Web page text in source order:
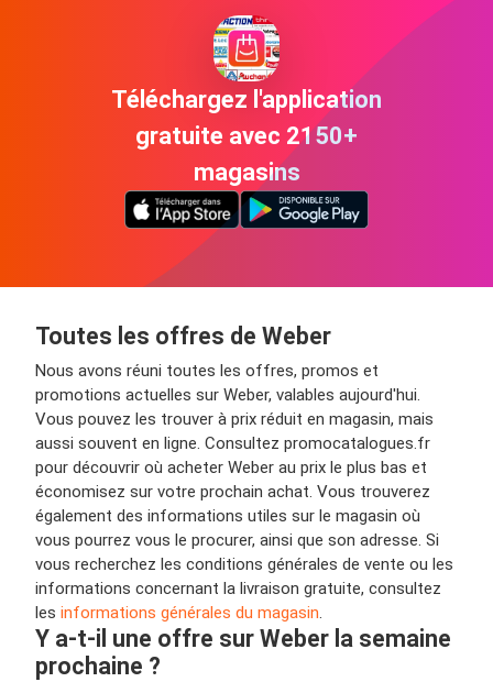
Téléchargez l'application
gratuite avec 2150+
magasins
Toutes les offres de Weber
Nous avons réuni toutes les offres, promos et
promotions actuelles sur Weber, valables aujourd'hui.
Vous pouvez les trouver à prix réduit en magasin, mais
aussi souvent en ligne. Consultez promocatalogues.fr
pour découvrir où acheter Weber au prix le plus bas et
économisez sur votre prochain achat. Vous trouverez
également des informations utiles sur le magasin où
vous pourrez vous le procurer, ainsi que son adresse. Si
vous recherchez les conditions générales de vente ou les
informations concernant la livraison gratuite, consultez
les informations générales du magasin.
Y a-t-il une offre sur Weber la semaine
prochaine ?